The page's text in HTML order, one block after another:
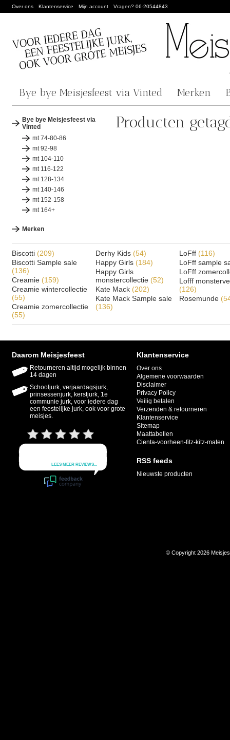
Over ons Klantenservice Mijn account Vragen? 06-20544843
Bye bye Meisjesfeest via Vinted Merken
Bye bye Meisjesfeest via
Vinted
mt 74-80-86
mt 92-98
mt 104-110
mt 116-122
mt 128-134
mt 140-146
mt 152-158
mt 164+
Merken
Producten
Biscotti (209)
Biscotti Sample sale
(136)
Creamie (159)
Creamie wintercollectie
(55)
Creamie zomercollectie
(55)
Derhy Kids (54)
Happy Girls (184)
Happy Girls
monstercollectie (52)
Kate Mack (202)
Kate Mack Sample sale
(136)
LoFff (116)
LoFff sample
LoFff
Lofff
(126)
Rosemunde
Daarom Meisjesfeest
Retourneren altijd mogelijk binnen
14 dagen
Schooljurk, verjaardagsjurk,
prinsessenjurk, kerstjurk, 1e
communie jurk, voor iedere dag
een feestelijke jurk, ook voor grote
meisjes.
Klantenservice
Over ons
Algemene voorwaarden
Disclaimer
Privacy Policy
Veilig betalen
Verzenden & retourneren
Klantenservice
Sitemap
Maattabellen
Cienta-voorheen-fitz-kitz-maten
RSS feeds
Nieuwste producten
© Copyright 2026